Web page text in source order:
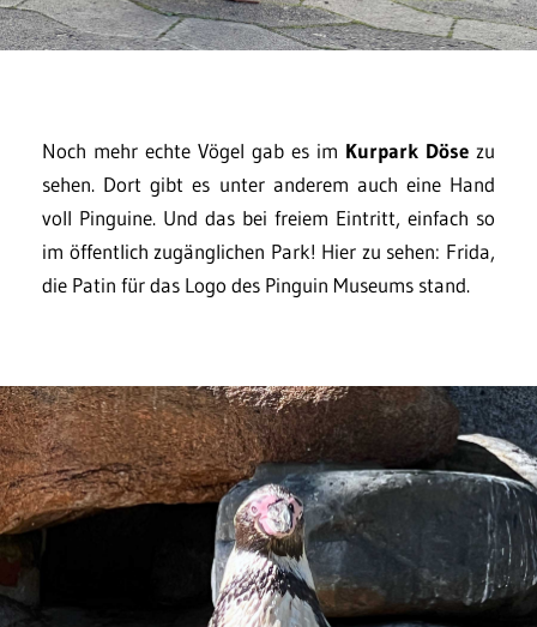
Noch mehr echte Vögel gab es im Kurpark Döse zu
sehen. Dort gibt es unter anderem auch eine Hand
voll Pinguine. Und das bei freiem Eintritt, einfach so
im öffentlich zugänglichen Park! Hier zu sehen: Frida,
die Patin für das Logo des Pinguin Museums stand.